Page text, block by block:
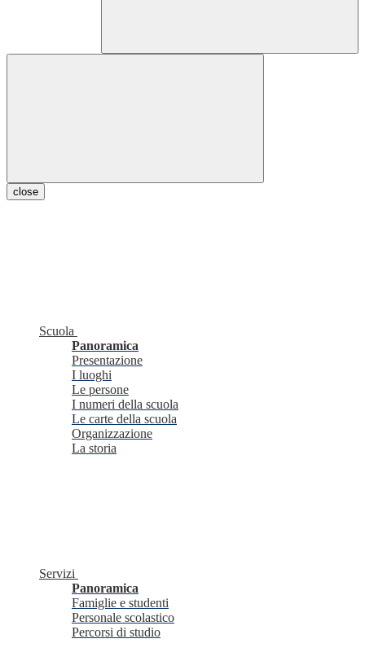
close
Scuola
Panoramica
Presentazione
I luoghi
Le persone
I numeri della scuola
Le carte della scuola
Organizzazione
La storia
Servizi
Panoramica
Famiglie e studenti
Personale scolastico
Percorsi di studio